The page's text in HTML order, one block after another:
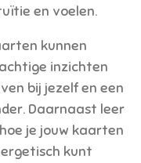
en voelen.
kunnen
inzichten
bij jezelf en een
Daarnaast leer
je jouw kaarten
kunt